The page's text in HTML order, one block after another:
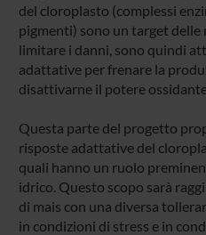
del cloroplasto (complessi
pigmenti) sono un target delle
limitare i danni, sono quindi
adattative per frenare la
disattivarne il potere
Questa parte del progetto
risposte adattative del
quali hanno un ruolo
idrico. Questo scopo sarà
di mais con una diversa
in condizioni di stress e in